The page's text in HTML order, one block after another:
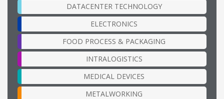
DATACENTER TECHNOLOGY
ELECTRONICS
FOOD PROCESS & PACKAGING
INTRALOGISTICS
MEDICAL DEVICES
METALWORKING